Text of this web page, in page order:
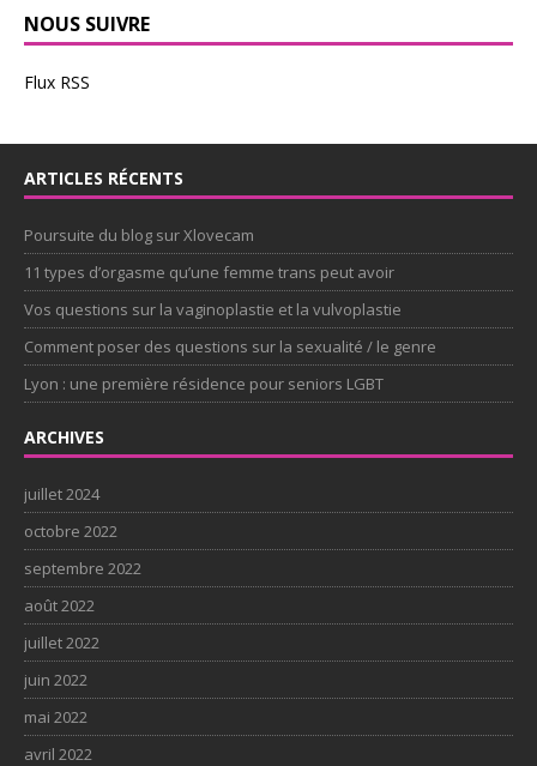
NOUS SUIVRE
Flux RSS
ARTICLES RÉCENTS
Poursuite du blog sur Xlovecam
11 types d’orgasme qu’une femme trans peut avoir
Vos questions sur la vaginoplastie et la vulvoplastie
Comment poser des questions sur la sexualité / le genre
Lyon : une première résidence pour seniors LGBT
ARCHIVES
juillet 2024
octobre 2022
septembre 2022
août 2022
juillet 2022
juin 2022
mai 2022
avril 2022